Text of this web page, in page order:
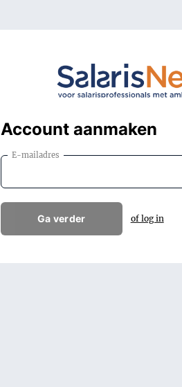
Account aanmaken
E-mailadres
Ga verder of log in